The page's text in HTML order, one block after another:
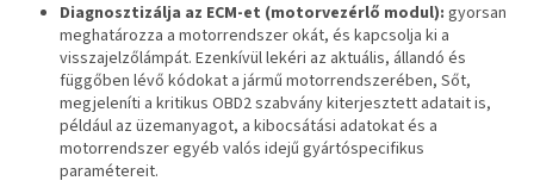
Diagnosztizálja az ECM-et (motorvezérlő modul): gyorsan
meghatározza a motorrendszer okát, és kapcsolja ki a
visszajelzőlámpát. Ezenkívül lekéri az aktuális, állandó és
függőben lévő kódokat a jármű motorrendszerében, Sőt,
megjeleníti a kritikus OBD2 szabvány kiterjesztett adatait is,
például az üzemanyagot, a kibocsátási adatokat és a
motorrendszer egyéb valós idejű gyártóspecifikus
paramétereit.